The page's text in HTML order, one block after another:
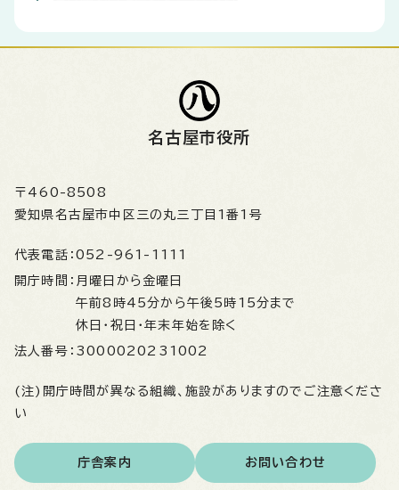
名古屋市役所
〒460-8508
愛知県名古屋市中区三の丸三丁目1番1号
代表電話： 052-961-1111
開庁時間： 月曜日から金曜日
午前8時45分から午後5時15分まで
休日・祝日・年末年始を除く
法人番号： 3000020231002
(注)開庁時間が異なる組織、施設がありますのでご注意くださ
い
庁舎案内 お問い合わせ